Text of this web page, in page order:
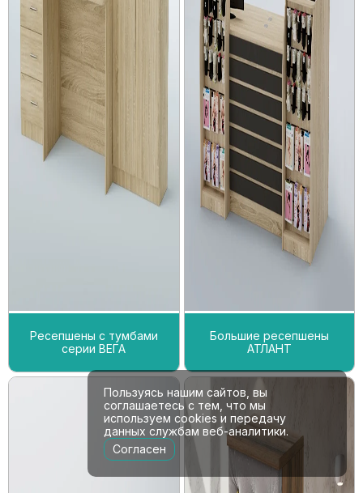
Ресепшены с тумбами
серии ВЕГА
Большие ресепшены
АТЛАНТ
Пользуясь нашим сайтов, вы
соглашаетесь с тем, что мы
используем cookies и передачу
данных службам веб-аналитики.
Согласен